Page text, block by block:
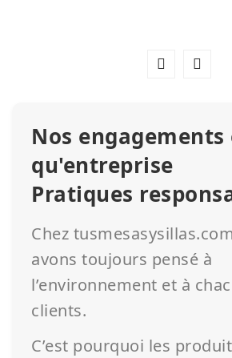
Nos
qu'entreprise
Pratiques
Chez
avons toujours pensé à
l’environnement et à
clients.
C’est pourquoi les